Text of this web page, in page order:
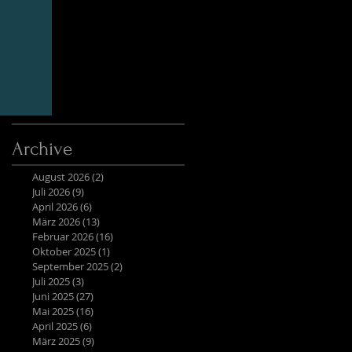
Archive
August 2026(2)
Juli 2026(9)
April 2026(6)
März 2026(13)
Februar 2026(16)
Oktober 2025(1)
September 2025(2)
Juli 2025(3)
Juni 2025(27)
Mai 2025(16)
April 2025(6)
März 2025(9)